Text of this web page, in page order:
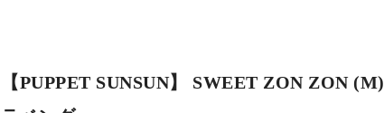
【PUPPET SUNSUN】 SWEET ZON ZON (M)